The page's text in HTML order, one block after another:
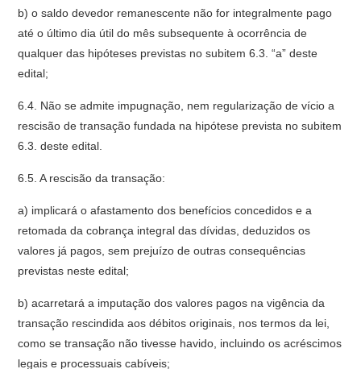
b) o saldo devedor remanescente não for integralmente pago
até o último dia útil do mês subsequente à ocorrência de
qualquer das hipóteses previstas no subitem 6.3. “a” deste
edital;
6.4. Não se admite impugnação, nem regularização de vício a
rescisão de transação fundada na hipótese prevista no subitem
6.3. deste edital.
6.5. A rescisão da transação:
a) implicará o afastamento dos benefícios concedidos e a
retomada da cobrança integral das dívidas, deduzidos os
valores já pagos, sem prejuízo de outras consequências
previstas neste edital;
b) acarretará a imputação dos valores pagos na vigência da
transação rescindida aos débitos originais, nos termos da lei,
como se transação não tivesse havido, incluindo os acréscimos
legais e processuais cabíveis;